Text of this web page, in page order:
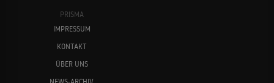
PRISMA
IMPRESSUM
KONTAKT
ÜBER UNS